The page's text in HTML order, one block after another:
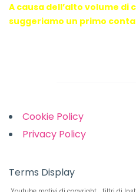
A causa dell’alto volume di
suggeriamo un primo
Cookie Policy
Privacy Policy
Terms Display